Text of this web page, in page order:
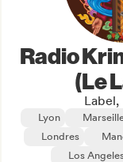
Radio
(Le
Label,
Lyon
Londres
Los